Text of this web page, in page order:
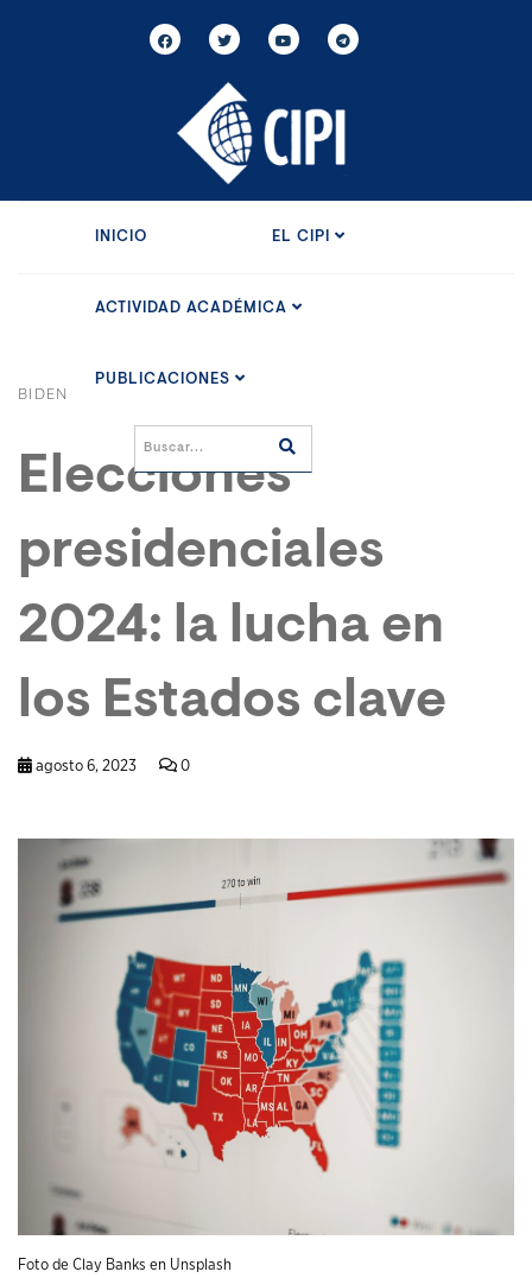
INICIO EL CIPI
ACTIVIDAD ACADÉMICA
PUBLICACIONES
BIDEN
Elecciones
presidenciales
2024: la lucha en
los Estados clave
agosto 6, 2023 0
Foto de Clay Banks en Unsplash